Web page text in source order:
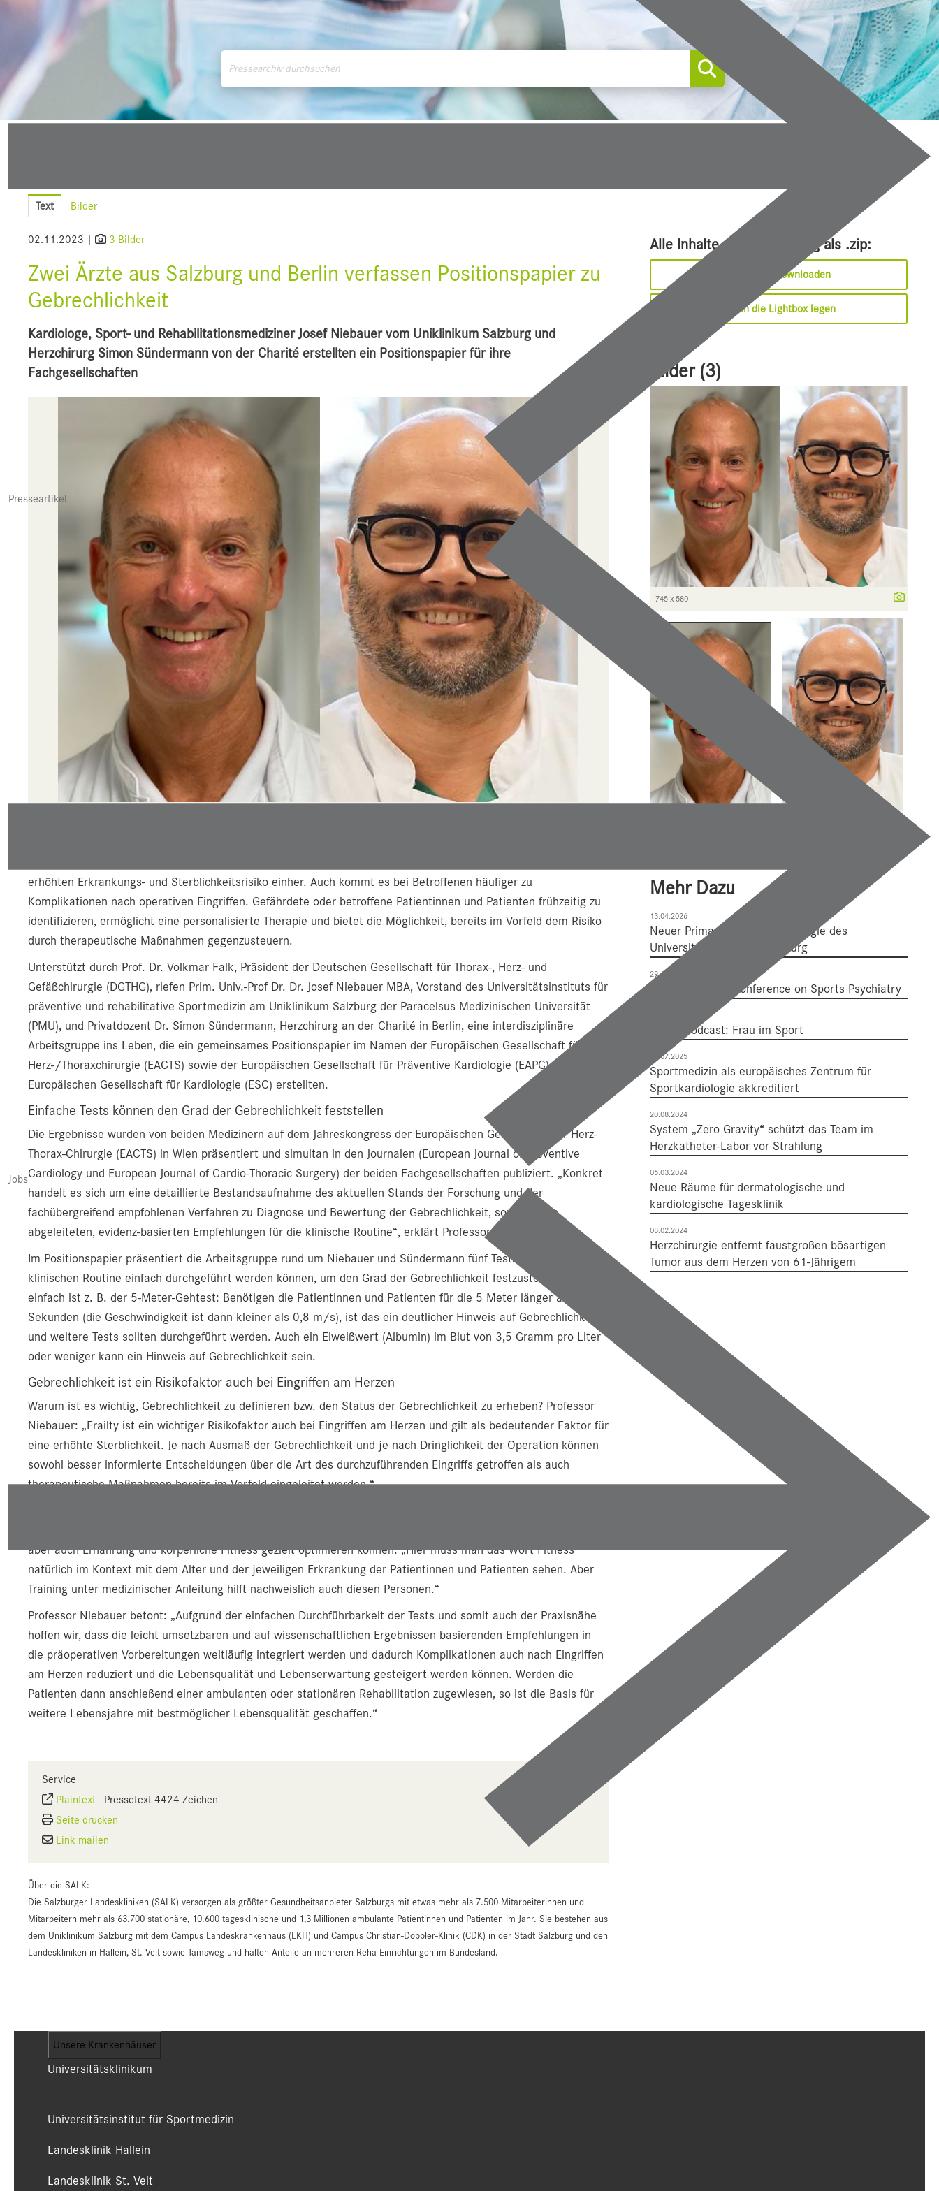
Presseartikel
Jobs
Text Bilder
02.11.2023 | 3 Bilder
Zwei Ärzte aus Salzburg und Berlin verfassen Positionspapier zu
Gebrechlichkeit
Kardiologe, Sport- und Rehabilitationsmediziner Josef Niebauer vom Uniklinikum Salzburg und
Herzchirurg Simon Sündermann von der Charité erstellten ein Positionspapier für ihre
Fachgesellschaften
erhöhten Erkrankungs- und Sterblichkeitsrisiko einher. Auch kommt es bei Betroffenen häufiger zu
Komplikationen nach operativen Eingriffen. Gefährdete oder betroffene Patientinnen und Patienten frühzeitig zu
identifizieren, ermöglicht eine personalisierte Therapie und bietet die Möglichkeit, bereits im Vorfeld dem Risiko
durch therapeutische Maßnahmen gegenzusteuern.
Unterstützt durch Prof. Dr. Volkmar Falk, Präsident der Deutschen Gesellschaft für Thorax-, Herz- und
Gefäßchirurgie (DGTHG), riefen Prim. Univ.-Prof Dr. Dr. Josef Niebauer MBA, Vorstand des Universitätsinstituts für
präventive und rehabilitative Sportmedizin am Uniklinikum Salzburg der Paracelsus Medizinischen Universität
(PMU), und Privatdozent Dr. Simon Sündermann, Herzchirurg an der Charité in Berlin, eine interdisziplinäre
Arbeitsgruppe ins Leben, die ein gemeinsames Positionspapier im Namen der Europäischen Gesellschaft für
Herz-/Thoraxchirurgie (EACTS) sowie der Europäischen Gesellschaft für Präventive Kardiologie (EAPC) der
Europäischen Gesellschaft für Kardiologie (ESC) erstellten.
Einfache Tests können den Grad der Gebrechlichkeit feststellen
Die Ergebnisse wurden von beiden Medizinern auf dem Jahreskongress der Europäischen Gesellschaft für Herz-
Thorax-Chirurgie (EACTS) in Wien präsentiert und simultan in den Journalen (European Journal of Preventive
Cardiology und European Journal of Cardio-Thoracic Surgery) der beiden Fachgesellschaften publiziert. „Konkret
handelt es sich um eine detaillierte Bestandsaufnahme des aktuellen Stands der Forschung und der
fachübergreifend empfohlenen Verfahren zu Diagnose und Bewertung der Gebrechlichkeit, sowie davon
abgeleiteten, evidenz-basierten Empfehlungen für die klinische Routine“, erklärt Professor Niebauer.
Im Positionspapier präsentiert die Arbeitsgruppe rund um Niebauer und Sündermann fünf Tests, die auch in der
klinischen Routine einfach durchgeführt werden können, um den Grad der Gebrechlichkeit festzustellen. Sehr
einfach ist z. B. der 5-Meter-Gehtest: Benötigen die Patientinnen und Patienten für die 5 Meter länger als 6
Sekunden (die Geschwindigkeit ist dann kleiner als 0,8 m/s), ist das ein deutlicher Hinweis auf Gebrechlichkeit
und weitere Tests sollten durchgeführt werden. Auch ein Eiweißwert (Albumin) im Blut von 3,5 Gramm pro Liter
oder weniger kann ein Hinweis auf Gebrechlichkeit sein.
Gebrechlichkeit ist ein Risikofaktor auch bei Eingriffen am Herzen
Warum ist es wichtig, Gebrechlichkeit zu definieren bzw. den Status der Gebrechlichkeit zu erheben? Professor
Niebauer: „Frailty ist ein wichtiger Risikofaktor auch bei Eingriffen am Herzen und gilt als bedeutender Faktor für
eine erhöhte Sterblichkeit. Je nach Ausmaß der Gebrechlichkeit und je nach Dringlichkeit der Operation können
sowohl besser informierte Entscheidungen über die Art des durchzuführenden Eingriffs getroffen als auch
therapeutische Maßnahmen bereits im Vorfeld eingeleitet werden.“
aber auch Ernährung und körperliche Fitness gezielt optimieren können. „Hier muss man das Wort Fitness
natürlich im Kontext mit dem Alter und der jeweiligen Erkrankung der Patientinnen und Patienten sehen. Aber
Training unter medizinischer Anleitung hilft nachweislich auch diesen Personen.“
Professor Niebauer betont: „Aufgrund der einfachen Durchführbarkeit der Tests und somit auch der Praxisnähe
hoffen wir, dass die leicht umsetzbaren und auf wissenschaftlichen Ergebnissen basierenden Empfehlungen in
die präoperativen Vorbereitungen weitläufig integriert werden und dadurch Komplikationen auch nach Eingriffen
am Herzen reduziert und die Lebensqualität und Lebenserwartung gesteigert werden können. Werden die
Patienten dann anschießend einer ambulanten oder stationären Rehabilitation zugewiesen, so ist die Basis für
weitere Lebensjahre mit bestmöglicher Lebensqualität geschaffen.“
Service
Plaintext - Pressetext 4424 Zeichen
Seite drucken
Link mailen
Über die SALK:
Die Salzburger Landeskliniken (SALK) versorgen als größter Gesundheitsanbieter Salzburgs mit etwas mehr als 7.500 Mitarbeiterinnen und
Mitarbeitern mehr als 63.700 stationäre, 10.600 tagesklinische und 1,3 Millionen ambulante Patientinnen und Patienten im Jahr. Sie bestehen aus
dem Uniklinikum Salzburg mit dem Campus Landeskrankenhaus (LKH) und Campus Christian-Doppler-Klinik (CDK) in der Stadt Salzburg und den
Landeskliniken in Hallein, St. Veit sowie Tamsweg und halten Anteile an mehreren Reha-Einrichtungen im Bundesland.
Alle Inhalte dieser Meldung als .zip:
Sofort downloaden
In die Lightbox legen
Bilder (3)
745 x 580
Mehr Dazu
13.04.2026
Neuer Primar für die Herzchirurgie des
Universitätsklinikums Salzburg
29.10.2025
3. International Conference on Sports Psychiatry
Neuer Podcast: Frau im Sport
24.07.2025
Sportmedizin als europäisches Zentrum für
Sportkardiologie akkreditiert
20.08.2024
System „Zero Gravity“ schützt das Team im
Herzkatheter-Labor vor Strahlung
06.03.2024
Neue Räume für dermatologische und
kardiologische Tagesklinik
08.02.2024
Herzchirurgie entfernt faustgroßen bösartigen
Tumor aus dem Herzen von 61-Jährigem
Unsere Krankenhäuser
Universitätsklinikum
Universitätsinstitut für Sportmedizin
Landesklinik Hallein
Landesklinik St. Veit